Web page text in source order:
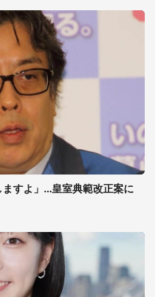
すよ」...皇室典範改正案に